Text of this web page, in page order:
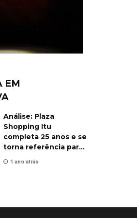
EM
Análise: Plaza
Shopping Itu
completa 25 anos e se
torna referência para
o público de
1 ano atrás